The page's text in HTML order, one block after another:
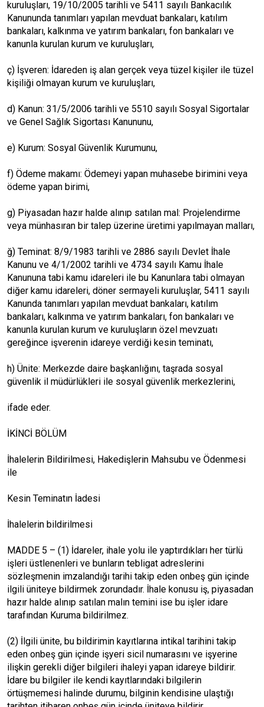
kuruluşları, 19/10/2005 tarihli ve 5411 sayılı Bankacılık
Kanununda tanımları yapılan mevduat bankaları, katılım
bankaları, kalkınma ve yatırım bankaları, fon bankaları ve
kanunla kurulan kurum ve kuruluşları,
ç) İşveren: İdareden iş alan gerçek veya tüzel kişiler ile tüzel
kişiliği olmayan kurum ve kuruluşları,
d) Kanun: 31/5/2006 tarihli ve 5510 sayılı Sosyal Sigortalar
ve Genel Sağlık Sigortası Kanununu,
e) Kurum: Sosyal Güvenlik Kurumunu,
f) Ödeme makamı: Ödemeyi yapan muhasebe birimini veya
ödeme yapan birimi,
g) Piyasadan hazır halde alınıp satılan mal: Projelendirme
veya münhasıran bir talep üzerine üretimi yapılmayan malları,
ğ) Teminat: 8/9/1983 tarihli ve 2886 sayılı Devlet İhale
Kanunu ve 4/1/2002 tarihli ve 4734 sayılı Kamu İhale
Kanununa tabi kamu idareleri ile bu Kanunlara tabi olmayan
diğer kamu idareleri, döner sermayeli kuruluşlar, 5411 sayılı
Kanunda tanımları yapılan mevduat bankaları, katılım
bankaları, kalkınma ve yatırım bankaları, fon bankaları ve
kanunla kurulan kurum ve kuruluşların özel mevzuatı
gereğince işverenin idareye verdiği kesin teminatı,
h) Ünite: Merkezde daire başkanlığını, taşrada sosyal
güvenlik il müdürlükleri ile sosyal güvenlik merkezlerini,
ifade eder.
İKİNCİ BÖLÜM
İhalelerin Bildirilmesi, Hakedişlerin Mahsubu ve Ödenmesi
ile
Kesin Teminatın İadesi
İhalelerin bildirilmesi
MADDE 5 – (1) İdareler, ihale yolu ile yaptırdıkları her türlü
işleri üstlenenleri ve bunların tebligat adreslerini
sözleşmenin imzalandığı tarihi takip eden onbeş gün içinde
ilgili üniteye bildirmek zorundadır. İhale konusu iş, piyasadan
hazır halde alınıp satılan malın temini ise bu işler idare
tarafından Kuruma bildirilmez.
(2) İlgili ünite, bu bildirimin kayıtlarına intikal tarihini takip
eden onbeş gün içinde işyeri sicil numarasını ve işyerine
ilişkin gerekli diğer bilgileri ihaleyi yapan idareye bildirir.
İdare bu bilgiler ile kendi kayıtlarındaki bilgilerin
örtüşmemesi halinde durumu, bilginin kendisine ulaştığı